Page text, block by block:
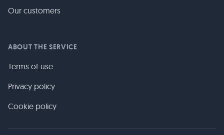
Our customers
ABOUT THE SERVICE
Terms of use
Privacy policy
Cookie policy